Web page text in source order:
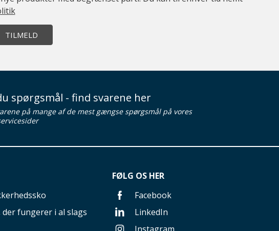
TILMELD
spørgsmål - find svarene her
på mange af de mest gængse spørgsmål på vores
fungerer i al slags
FØLG OS HER
Facebook
LinkedIn
Instagram